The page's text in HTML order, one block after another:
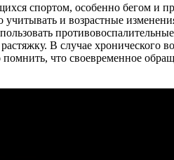
спортом, особенно бегом
и возрастные
В случае хронического
что своевременное